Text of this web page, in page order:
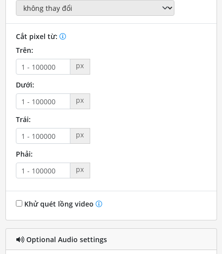
Cắt pixel từ:
Trên:
px
Dưới:
px
Trái:
px
Phải:
px
Khử quét lồng video
Optional Audio settings